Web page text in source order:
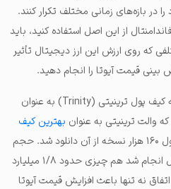
در بازه‌های زمانی مختلف تکرار کنند.
از این اصل استفاده کنید، باید
که روی ارزش این ارز دیجیتال تأثیر
بینی قیمت آیوتا را انجام دهید.
یکی از این اتفاق‌ها، انتشار خبر ارائه کیف پول ترینیتی (Trinity) به عنوان
والت ترینیتی به عنوان بهترین کیف
منتشر شد در همان روز اول ۱۶۰ هزار نسخه از آن دانلود شد. حجم
معاملاتی که به وسیله این کیف پول انجام شد هم چیزی حدود ۱/۸ میلیارد
نه تنها باعث افزایش قیمت آیوتا